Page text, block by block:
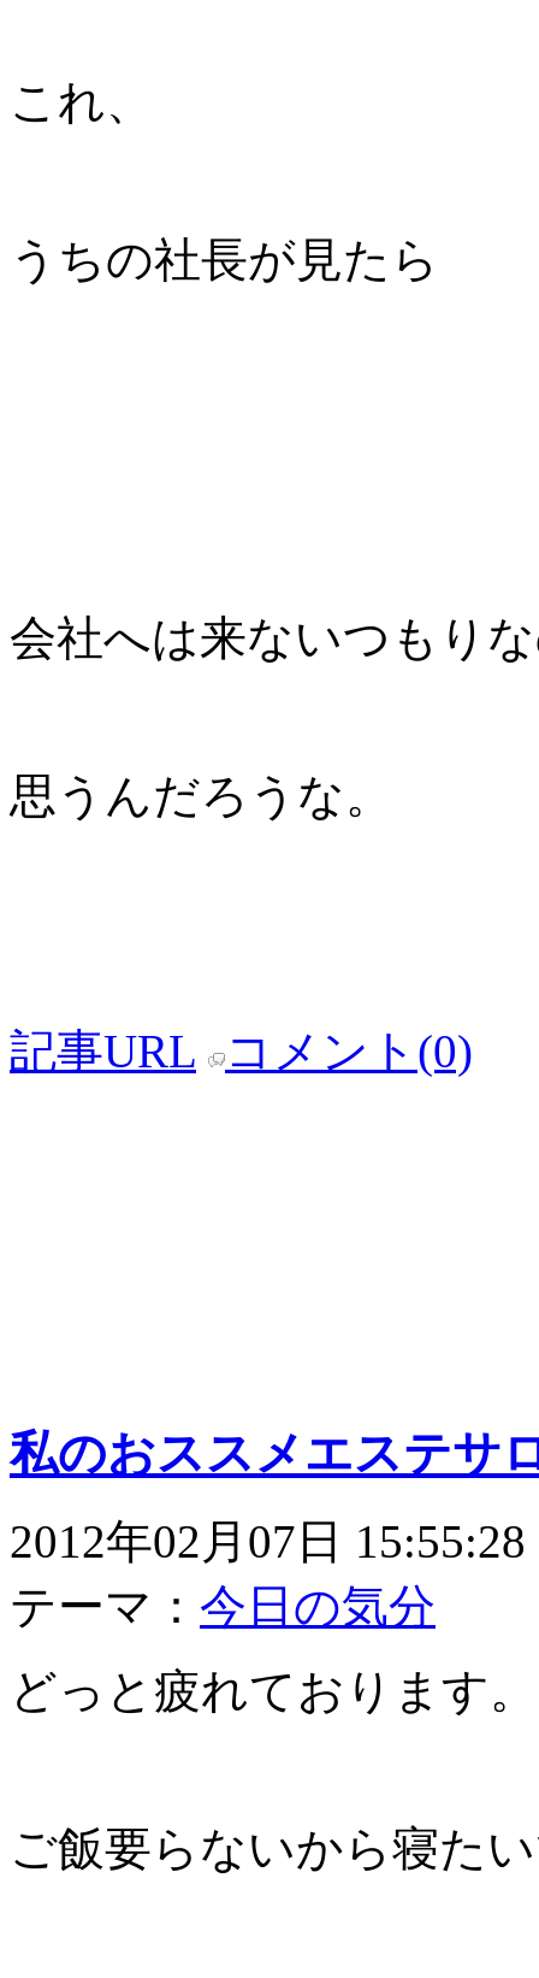
これ、
うちの社長が見たら
会社へは来ないつもり
思うんだろうな。
記事URL コメント(0)
私のおススメエステサ
2012年02月07日 15:55:28
テーマ： 今日の気分
どっと疲れております。
ご飯要らないから寝た